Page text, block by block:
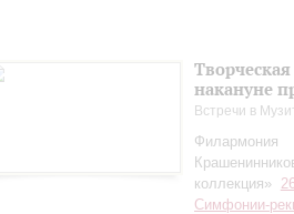
накануне
Встречи в
коллекция»
Симфонии-